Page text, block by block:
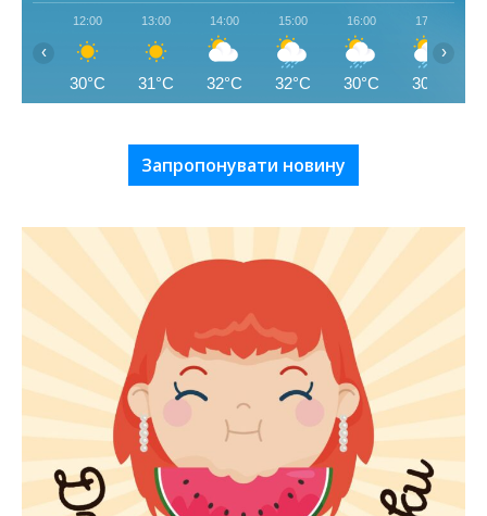
12:00
30°C
13:00
31°C
14:00
32°C
15:00
32°C
16:00
30°C
17:00
30°C
‹ ›
Запропонувати новину